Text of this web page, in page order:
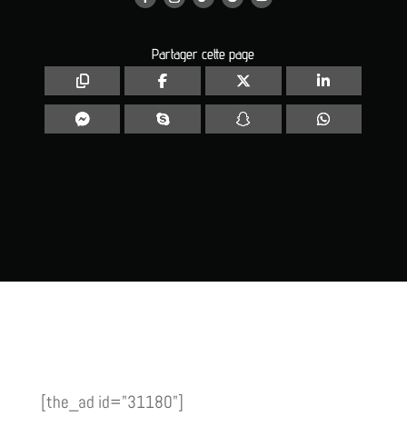
Partager cette page
[the_ad id="31180"]